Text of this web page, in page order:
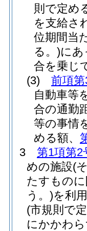
則で定め
を支給さ
位期間当
る。)に
合を乗じ
(3)
前項
自動車等
合の通勤
等の事情
める額、
3
第1項第2
めの施設(
たすもの
う。)を利
(市規則で
にかかわ